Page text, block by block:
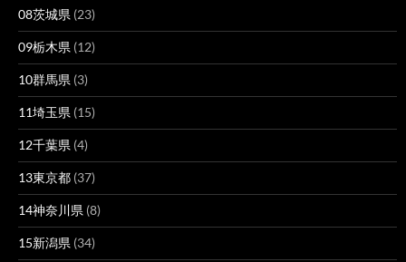
08茨城県 (23)
09栃木県 (12)
10群馬県 (3)
11埼玉県 (15)
12千葉県 (4)
13東京都 (37)
14神奈川県 (8)
15新潟県 (34)